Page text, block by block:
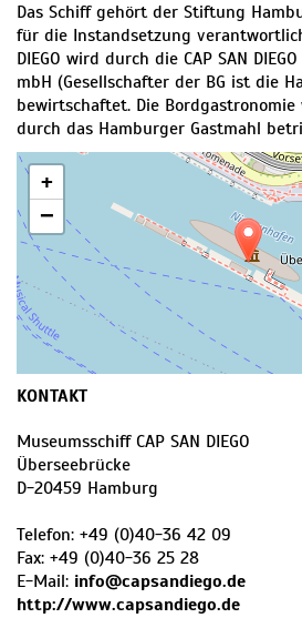
Das Schiff gehört der Stiftung
für die Instandsetzung
DIEGO wird durch die CAP SAN
mbH (Gesellschafter der BG ist die
bewirtschaftet. Die
durch das Hamburger Gastmahl
+
−
KONTAKT
Museumsschiff CAP SAN DIEGO
Überseebrücke
D-20459 Hamburg
Telefon: +49 (0)40-36 42 09
Fax: +49 (0)40-36 25 28
E-Mail: info@capsandiego.de
http://www.capsandiego.de